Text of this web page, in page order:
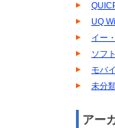
UQ
イー
ソフ
モバ
未分
アー